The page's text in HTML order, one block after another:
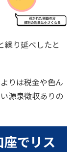
繰り延べしたと
りは税金や色ん
源泉徴収ありの
でリス